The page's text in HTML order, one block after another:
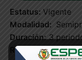
Estatus: Vigente
Modalidad:
Duración:3
Resolución CES: